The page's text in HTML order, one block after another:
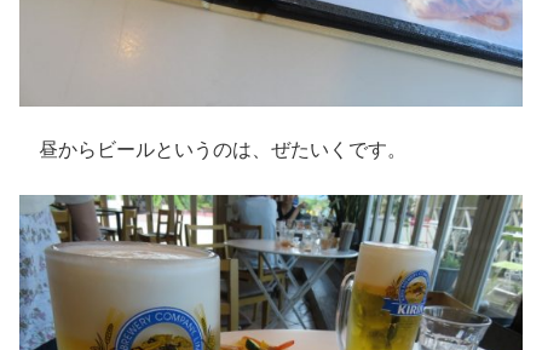
昼からビールというのは、ぜたいくです。